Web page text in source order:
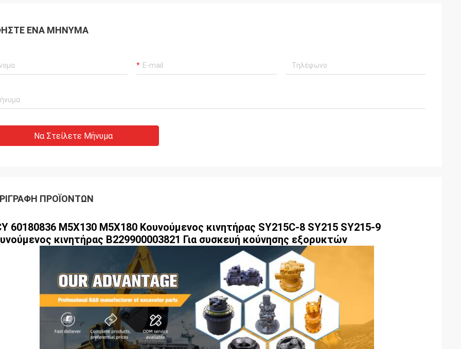
ΈΝΑ ΜΉΝΥΜΑ
Να Στείλετε Μήνυμα
ΠΡΟΪΌΝΤΩΝ
60180836 M5X130 M5X180 Κουνούμενος κινητήρας SY215C-8 SY215 SY215-9
κινητήρας B229900003821 Για συσκευή κούνησης εξορυκτών